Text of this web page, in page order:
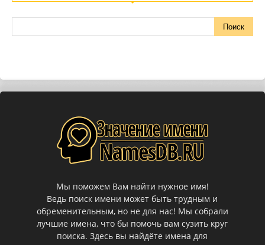
Мы поможем Вам найти нужное имя!
Ведь поиск имени может быть трудным и
обременительным, но не для нас! Мы собрали
лучшие имена, что бы помочь вам сузить круг
поиска. Здесь вы найдёте имена для